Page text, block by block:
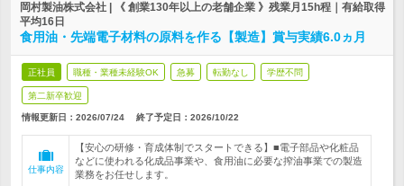
岡村製油株式会社 | 《 創業130年以上の老舗企業 》残業月15h程｜有給取得
平均16日
食用油・先端電子材料の原料を作る【製造】賞与実績6.0ヵ月
正社員 職種・業種未経験OK 急募 転勤なし 学歴不問
第二新卒歓迎
情報更新日：2026/07/24 終了予定日： 2026/10/22
仕事内容
【安心の研修・育成体制でスタートできる】■電子部品や化粧品
などに使われる化成品事業や、食用油に必要な搾油事業での製造
業務をお任せします。